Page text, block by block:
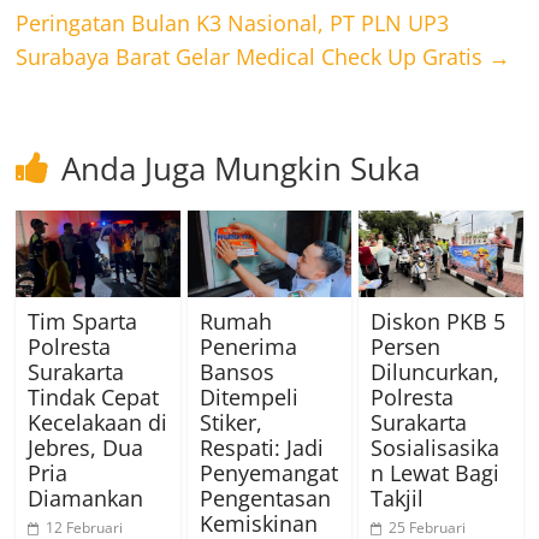
Peringatan Bulan K3 Nasional, PT PLN UP3
Surabaya Barat Gelar Medical Check Up Gratis →
Anda Juga Mungkin Suka
Tim Sparta
Polresta
Surakarta
Tindak Cepat
Kecelakaan di
Jebres, Dua
Pria
Diamankan
12 Februari
Rumah
Penerima
Bansos
Ditempeli
Stiker,
Respati: Jadi
Penyemangat
Pengentasan
Kemiskinan
Diskon PKB 5
Persen
Diluncurkan,
Polresta
Surakarta
Sosialisasika
n Lewat Bagi
Takjil
25 Februari